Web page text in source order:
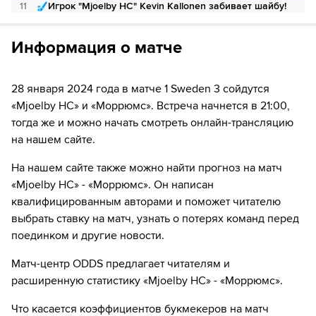
11 Игрок "Mjoelby HC" Kevin Kallonen забивает шайбу!
47ШАЙБА!
47 Игрок "Mjoelby HC" Christoffer Rapp забивает шайбу!
Игрок "Mjoelby HC" Philip Dimtren забивает шайбу!
60ШАЙБА!
60 Игрок "Moppюмc" Hugo Frylen забивает шайбу!
Информация о матче
28 января 2024 года в матче 1 Sweden 3 сойдутся
«Mjoelby HC» и «Moppюмc». Встреча начнется в 21:00,
тогда же и можно начать смотреть онлайн-трансляцию
на нашем сайте.
На нашем сайте также можно найти прогноз на матч
«Mjoelby HC» - «Moppюмc». Он написан
квалифицированным авторами и поможет читателю
выбрать ставку на матч, узнать о потерях команд перед
поединком и другие новости.
Матч-центр ODDS предлагает читателям и
расширенную статистику «Mjoelby HC» - «Moppюмc».
Что касается коэффициентов букмекеров на матч